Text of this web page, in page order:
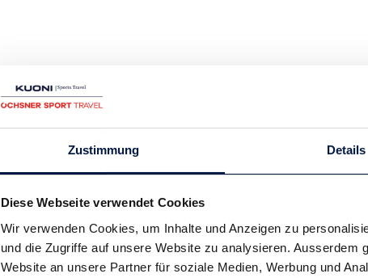
Zustimmung Details
Diese Webseite verwendet Cookies
Wir verwenden Cookies, um Inhalte und Anzeigen zu
und die Zugriffe auf unsere Website zu analysieren. Ausserdem
Website an unsere Partner für soziale Medien, Werbung und
8 Tage
4 Stern Resort mit All inclusive Mit Markus Ryffel
Transfers